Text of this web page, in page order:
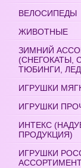
ВЕЛОСИПЕДЫ
ЖИВОТНЫЕ
ЗИМНИЙ
(СНЕГОКАТЫ,
ТЮБИНГИ,
ИГРУШКИ
ИГРУШКИ
ИНТЕКС
ПРОДУКЦИЯ)
ИГРУШКИ